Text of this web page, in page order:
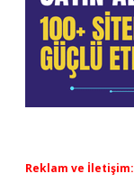
Reklam ve İletişim: